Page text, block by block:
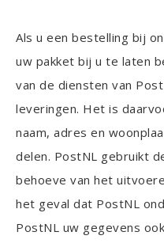
Als u een bestelling bij
uw pakket bij u te laten
van de diensten van
leveringen. Het is
naam, adres en
delen. PostNL gebruikt
behoeve van het
het geval dat PostNL
PostNL uw gegevens